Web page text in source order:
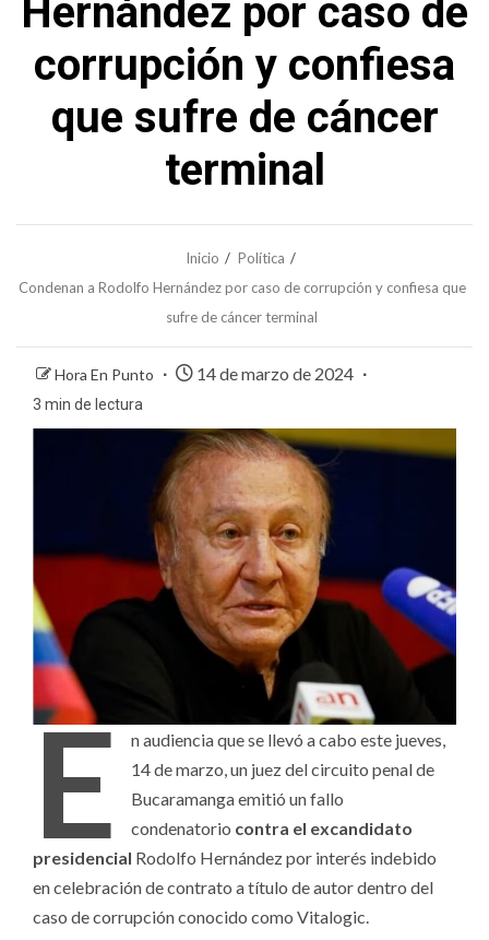
Hernández por caso de
corrupción y confiesa
que sufre de cáncer
terminal
Inicio
Política
Condenan a Rodolfo Hernández por caso de corrupción y confiesa que
sufre de cáncer terminal
Hora En Punto 14 de marzo de 2024
3 min de lectura
E
n audiencia que se llevó a cabo este jueves,
14 de marzo, un juez del circuito penal de
Bucaramanga emitió un fallo
condenatorio contra el excandidato
presidencial Rodolfo Hernández por interés indebido
en celebración de contrato a título de autor dentro del
caso de corrupción conocido como Vitalogic.